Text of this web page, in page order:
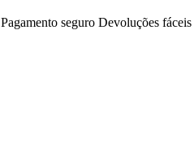
Pagamento seguro Devoluções fáceis